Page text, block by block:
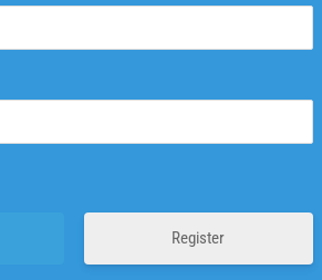
Register